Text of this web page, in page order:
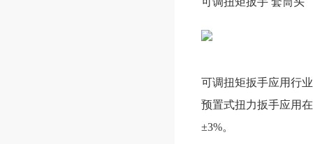
可调扭矩扳手应用行业
预置式扭力扳手应用
±3%。